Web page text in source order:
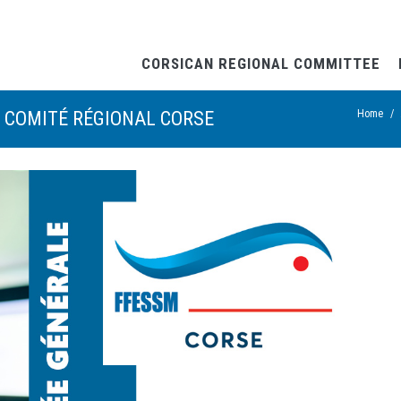
CORSICAN REGIONAL COMMITTEE
RÉGIONAL CORSE Home /